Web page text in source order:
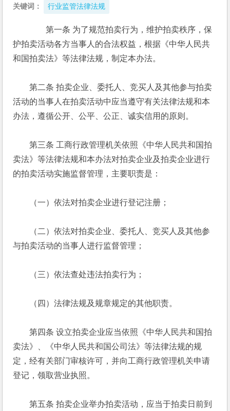
关键词： 行业监管法律法规
第一条 为了规范拍卖行为，维护拍卖秩序，保
护拍卖活动各方当事人的合法权益，根据《中华人民共
和国拍卖法》等法律法规，制定本办法。
第二条 拍卖企业、委托人、竞买人及其他参与拍卖
活动的当事人在拍卖活动中应当遵守有关法律法规和本
办法，遵循公开、公平、公正、诚实信用的原则。
第三条 工商行政管理机关依照《中华人民共和国拍
卖法》等法律法规和本办法对拍卖企业及拍卖企业进行
的拍卖活动实施监督管理，主要职责是：
（一）依法对拍卖企业进行登记注册；
（二）依法对拍卖企业、委托人、竞买人及其他参
与拍卖活动的当事人进行监督管理；
（三）依法查处违法拍卖行为；
（四）法律法规及规章规定的其他职责。
第四条 设立拍卖企业应当依照《中华人民共和国拍
卖法》、《中华人民共和国公司法》等法律法规的规
定，经有关部门审核许可，并向工商行政管理机关申请
登记，领取营业执照。
第五条 拍卖企业举办拍卖活动，应当于拍卖日前到